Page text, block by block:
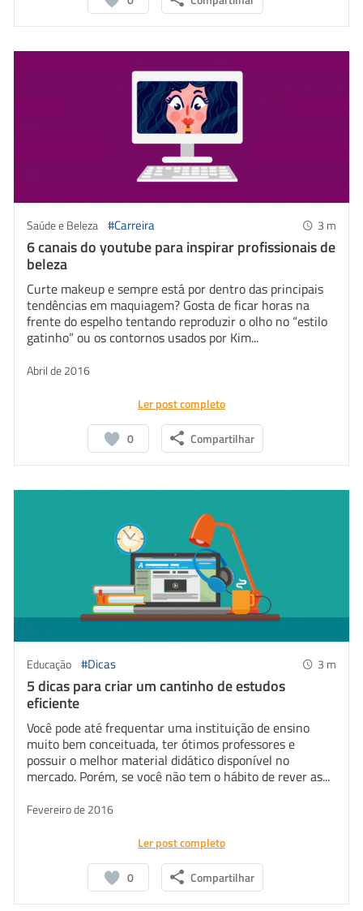
Saúde e Beleza #Carreira 3 m
6 canais do youtube para inspirar profissionais de
beleza
Curte makeup e sempre está por dentro das principais
tendências em maquiagem? Gosta de ficar horas na
frente do espelho tentando reproduzir o olho no “estilo
gatinho” ou os contornos usados por Kim...
Abril de 2016
0 Compartilhar
Ler post completo
Educação #Dicas 3 m
5 dicas para criar um cantinho de estudos
eficiente
Você pode até frequentar uma instituição de ensino
muito bem conceituada, ter ótimos professores e
possuir o melhor material didático disponível no
mercado. Porém, se você não tem o hábito de rever as...
Fevereiro de 2016
0 Compartilhar
Ler post completo
Twitter